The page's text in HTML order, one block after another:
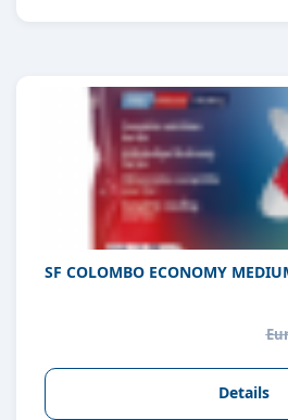
SF COLOMBO ECONOMY
Details